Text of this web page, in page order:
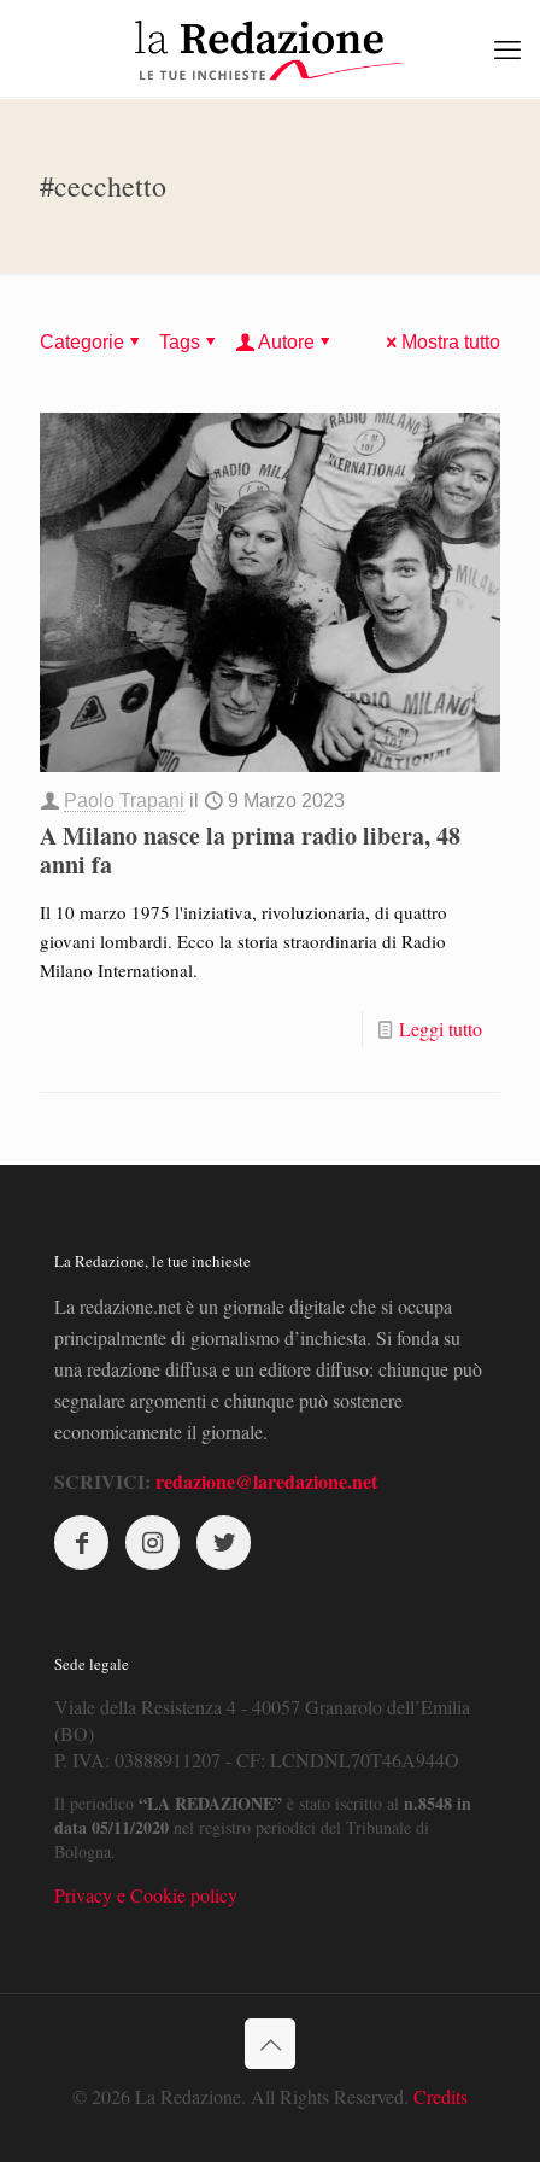
#cecchetto
Categorie Tags Autore Mostra tutto
Paolo Trapani il 9 Marzo 2023
A Milano nasce la prima radio libera, 48
anni fa
Il 10 marzo 1975 l'iniziativa, rivoluzionaria, di quattro
giovani lombardi. Ecco la storia straordinaria di Radio
Milano International.
Leggi tutto
La Redazione, le tue inchieste
La redazione.net è un giornale digitale che si occupa
principalmente di giornalismo d’inchiesta. Si fonda su
una redazione diffusa e un editore diffuso: chiunque può
segnalare argomenti e chiunque può sostenere
economicamente il giornale.
SCRIVICI: redazione@laredazione.net
Sede legale
Viale della Resistenza 4 - 40057 Granarolo dell’Emilia
(BO)
P. IVA: 03888911207 - CF: LCNDNL70T46A944O
Il periodico “LA REDAZIONE” è stato iscritto al n.8548 in
data 05/11/2020 nel registro periodici del Tribunale di
Bologna.
Privacy e Cookie policy
© 2026 La Redazione. All Rights Reserved. Credits